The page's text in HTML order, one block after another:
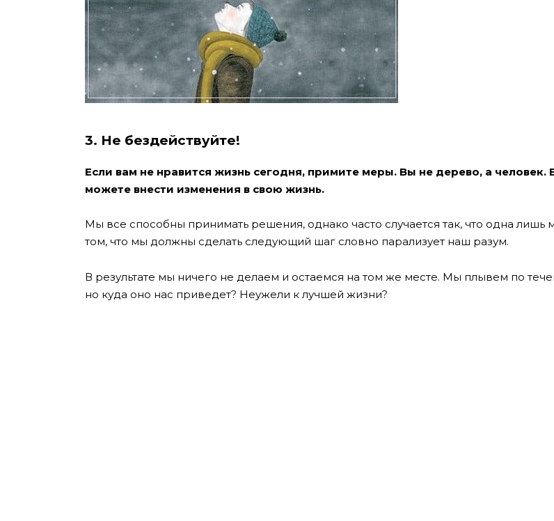
3. Не бездействуйте!
Если вам не нравится жизнь сегодня, примите меры. Вы не дерево, а человек.
можете внести изменения в свою жизнь.
Мы все способны принимать решения, однако часто случается так, что одна лишь
том, что мы должны сделать следующий шаг словно парализует наш разум.
В результате мы ничего не делаем и остаемся на том же месте. Мы плывем по
но куда оно нас приведет? Неужели к лучшей жизни?